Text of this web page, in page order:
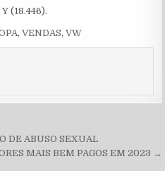
(18.446).
,VENDAS,VW
DE ABUSO SEXUAL
MAIS BEM PAGOS EM 2023 →